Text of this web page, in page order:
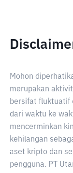
Mohon
merupakan
bersifat fluktuatif
dari waktu ke
mencerminkan
kehilangan
aset kripto dan
pengguna. PT